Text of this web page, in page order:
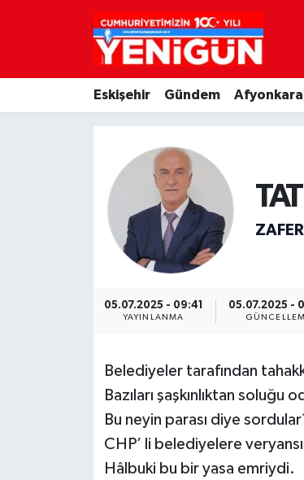
Eskişehir Gündem
05.07.2025 - 09:41
YAYINLANMA
05.07.2025 -
Belediyeler tarafından
Bazıları şaşkınlıktan soluğu
Bu neyin parası diye
CHP’ li belediyelere
Hâlbuki bu bir yasa emriydi.
Nöbetçi Eczaneler
Hava Durumu
Süper Lig Puan Durumu ve Fikstür
Tüm Manşetler
Son Dakika Haberleri
Haber Arşivi